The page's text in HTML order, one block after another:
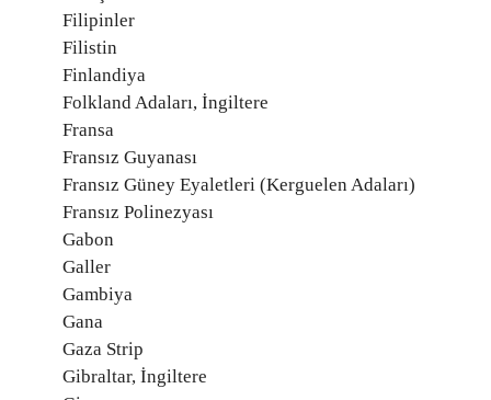
Filipinler
Filistin
Finlandiya
Folkland Adaları, İngiltere
Fransa
Fransız Guyanası
Fransız Güney Eyaletleri (Kerguelen Adaları)
Fransız Polinezyası
Gabon
Galler
Gambiya
Gana
Gaza Strip
Gibraltar, İngiltere